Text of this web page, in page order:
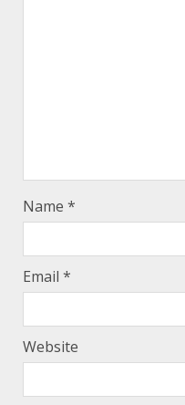
Name *
Email *
Website